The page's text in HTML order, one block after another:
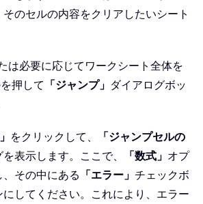
のセルの内容をクリアしたいシート
は必要に応じてワークシート全体を
を押して 「ジャンプ」 ダイアログボッ
をクリックして、
「ジャンプセルの
表示します。ここで、 「数式」 オプ
その中にある 「エラー」 チェックボ
してください。これにより、エラー